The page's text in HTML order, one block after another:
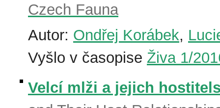
Czech Fauna
Autor: Ondřej Korábek,
Vyšlo v časopise Živa 1/
Velcí mlži a jejich